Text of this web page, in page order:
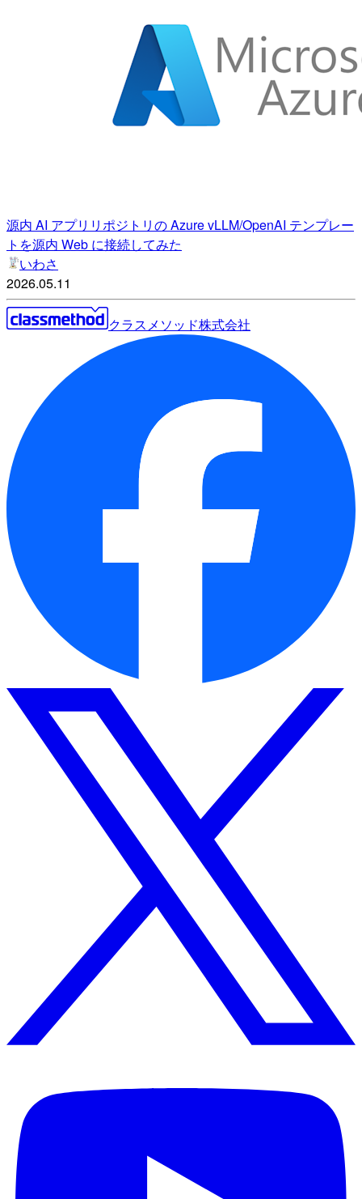
源内 AI アプリリポジトリの Azure vLLM/OpenAI テンプレー
トを源内 Web に接続してみた
いわさ
2026.05.11
クラスメソッド株式会社